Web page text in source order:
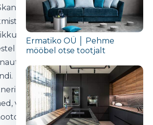
hoolikas käsitöö
et pakkuda
uneelamust. Nende eesmärk
igat ärkveloleku hetke
tagades puhanud ja
kattemadratsid,
voodid - kontinentaal,
kusettid, jalutsikastid,
Ermatiko OÜ │ Pehme
mööbel otse tootjalt